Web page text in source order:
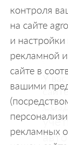
У
контроля
на сайте
и настройки
рекламной
сайте в
вашими
рекламных